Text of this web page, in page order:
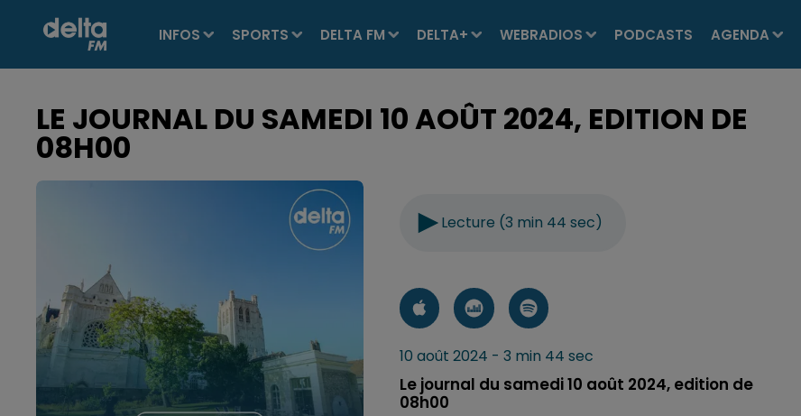
INFOS SPORTS DELTA FM DELTA+ WEBRADIOS PODCASTS AGENDA
LE JOURNAL DU SAMEDI 10 AOÛT 2024, EDITION DE
08H00
Lecture (3 min 44 sec)
10 août 2024 - 3 min 44 sec
Le journal du samedi 10 août 2024, edition de
08h00